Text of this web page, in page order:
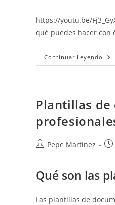
la
entrada:
la
https://youtu.be/
qué puedes hacer con
Continuar Leyendo
En
Plantillas de
Autor
entrada:
Pepe Martínez
Qué son las
Las plantillas de